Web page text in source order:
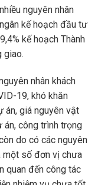
nguyên nhân
kế hoạch đầu tư
kế hoạch Thành
giao.
nhân khách
19, khó khăn
án, giá nguyên vật
công trình trọng
do có các nguyên
một số đơn vị chưa
quan đến công tác